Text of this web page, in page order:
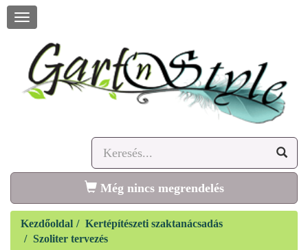
Navigáció
Még nincs megrendelés
Kezdőoldal
Kertépítészeti szaktanácsadás
Szoliter tervezés